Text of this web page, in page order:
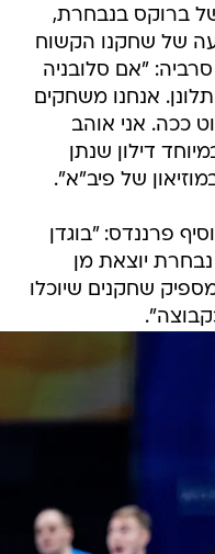
ברוקס בנבחרת,
של שחקנו הקשוח
"אם סלובניה
אנחנו משחקים
ככה. אני אוהב
דילון שנתן
של פיב"א".
פרננדס: "בוגדן
נבחרת יוצאת מן
שחקנים שיוכלו